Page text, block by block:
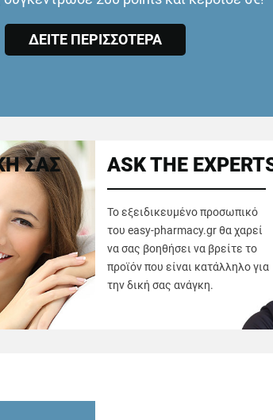
ΔΕΙΤΕ ΠΕΡΙΣΣΟΤΕΡΑ
ΣΑΣ ASK THE
Το εξειδικευμένο προσωπικό
του easy-pharmacy.gr θα χαρεί
να σας βοηθήσει να βρείτε το
προϊόν που είναι κατάλληλο για
την δική σας ανάγκη.